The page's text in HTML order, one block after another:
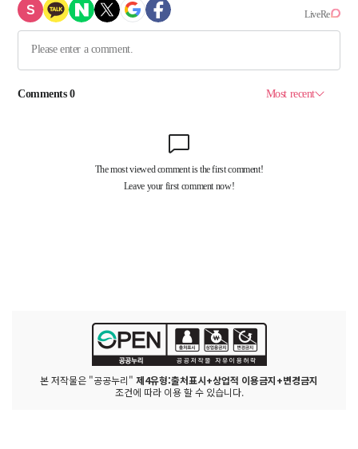
본 저작물은 "공공누리" 제4유형:출처표시+상업적 이용금지+변경금지
조건에 따라 이용 할 수 있습니다.